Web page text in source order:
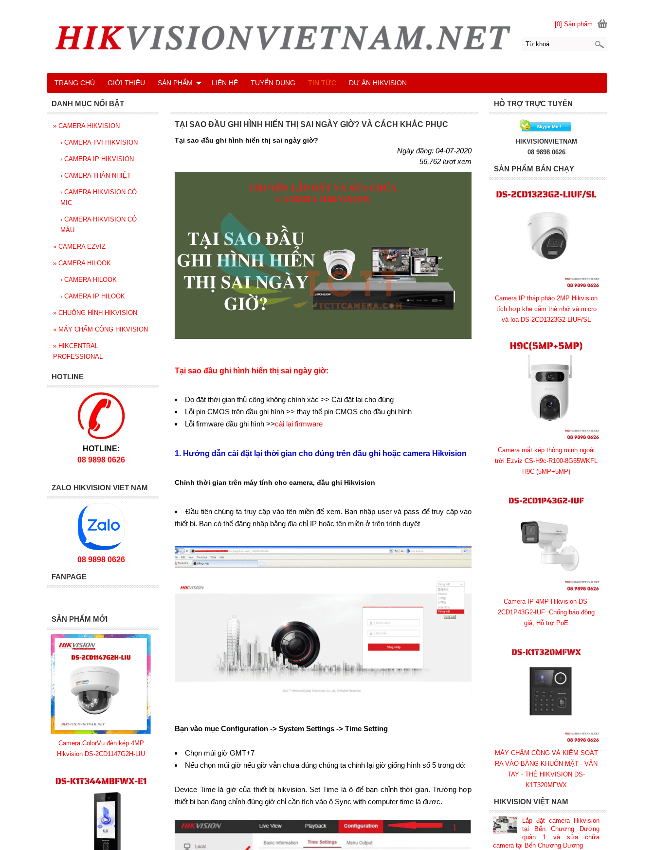
TẠI SAO ĐẦU GHI HÌNH HIỂN THỊ SAI NGÀY GIỜ? VÀ CÁCH KHẮC PHỤC
Tại sao đầu ghi hình hiển thị sai ngày giờ?
Ngày đăng: 04-07-2020
56,762 lượt xem
Tại saođầu ghi hình hiển thị sai ngày giờ:
Do đặt thời gian thủ công không chính xác >> Cài đặt lại cho đúng
Lỗi pin CMOS trên đầu ghi hình >> thay thế pin CMOS cho đầu ghi hình
Lỗi firmware đầu ghi hình >>cài lại firmware
1. Hướng dẫn cài đặt lại thời gian cho đúng trên đầu ghi hoặc camera Hikvision
Chỉnh thời gian trên máy tính cho camera, đầu ghi Hikvision
Đầu tiên chúng ta truy cập vào tên miền để xem. Bạn nhập user và pass để truy cập vào
thiết bị. Bạn có thể đăng nhập bằng địa chỉ IP hoặc tên miền ở trên trình duyệt
Bạn vào mục Configuration -> System Settings -> Time Setting
Chọn múi giờ GMT+7
Nếu chọn múi giờ nếu giờ vẫn chưa đúng chúng ta chỉnh lại giờ giống hình số 5 trong đó:
Device Time là giờ của thiết bị hikvision. Set Time là ô để bạn chỉnh thời gian. Trường hợp
thiết bị bạn đang chỉnh đúng giờ chỉ cần tích vào ô Sync with computer time là được.
HỖ TRỢ TRỰC TUYẾN
HIKVISIONVIETNAM
08 9898 0626
SẢN PHẨM BÁN CHẠY
Camera IP tháp pháo 2MP Hikvision
tích hợp khe cắm thẻ nhớ và micro
và loa DS-2CD1323G2-LIUF/SL
Camera mắt kép thông minh ngoài
trời Ezviz CS-H9c-R100-8G55WKFL
H9C (5MP+5MP)
Camera IP 4MP Hikvision DS-
2CD1P43G2-IUF: Chống báo động
giả, Hỗ trợ PoE
MÁY CHẤM CÔNG VÀ KIỂM SOÁT
RA VÀO BẰNG KHUÔN MẶT - VÂN
TAY - THẺ HIKVISION DS-
K1T320MFWX
HIKVISION VIỆT NAM
Lắp đặt camera Hikvision
tại Bến Chương Dương
quận 1 và sửa chữa
camera tại Bến Chương Dương
DANH MỤC NỔI BẬT
» CAMERA HIKVISION
› CAMERA TVI HIKVISION
› CAMERA IP HIKVISION
› CAMERA THÂN NHIỆT
› CAMERA HIKVISION CÓ
MIC
› CAMERA HIKVISION CÓ
MÀU
» CAMERA EZVIZ
» CAMERA HILOOK
› CAMERA HILOOK
› CAMERA IP HILOOK
» CHUÔNG HÌNH HIKVISION
» MÁY CHẤM CÔNG HIKVISION
» HIKCENTRAL
PROFESSIONAL
HOTLINE
HOTLINE:
08 9898 0626
ZALO HIKVISION VIET NAM
08 9898 0626
FANPAGE
SẢN PHẨM MỚI
Camera ColorVu đèn kép 4MP
Hikvision DS-2CD1147G2H-LIU
[0] Sản phẩm
TRANG CHỦ GIỚI THIỆU SẢN PHẨM LIÊN HỆ TUYỂN DỤNG TIN TỨC DỰ ÁN HIKVISION